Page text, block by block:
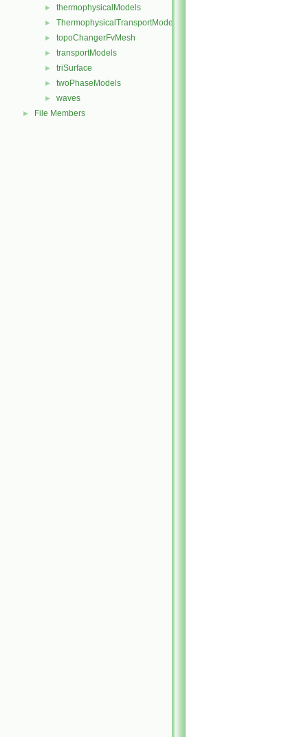
► thermophysicalModels
► ThermophysicalTransportModels
► topoChangerFvMesh
► transportModels
► triSurface
► twoPhaseModels
► waves
► File Members